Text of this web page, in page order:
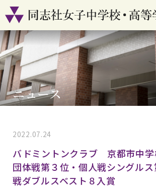
学校案内
コース紹介
学校生活
入試情報
資料請求
ニュース
2022.07.24
バドミントンクラブ 京都市中
団体戦第３位・個人戦シングル
戦ダブルスベスト８入賞